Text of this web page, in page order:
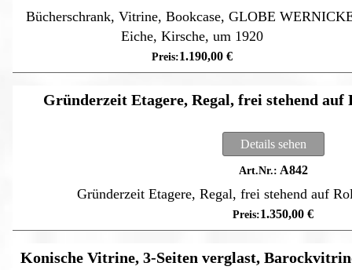
Bücherschrank, Vitrine, Bookcase, GLOBE
Eiche, Kirsche, um 1920
1.190,00 €
Gründerzeit Etagere, Regal, frei stehend auf
Details sehen
A842
Gründerzeit Etagere, Regal, frei stehend auf
1.350,00 €
Konische Vitrine, 3-Seiten verglast,